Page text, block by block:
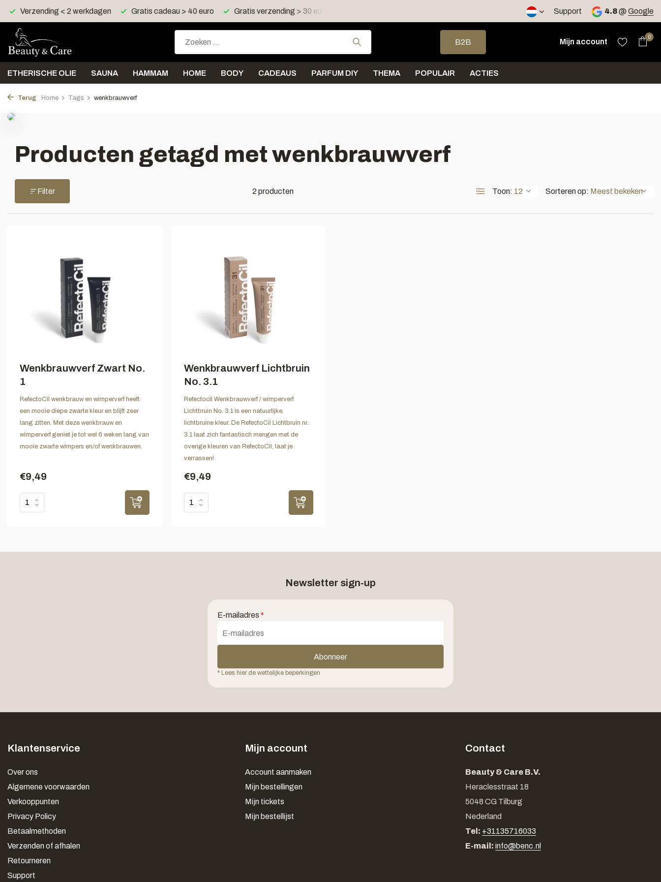
Verzending < 2 werkdagen Gratis cadeau > 40 euro Gratis verzending > 30 euro in NL en BE Support 4.8@ Google
Gebruik de pijltjes op en neer om een beschikbaar resultaat te selecteren. Druk
B2B
Mijn account
0
ETHERISCHE OLIE SAUNA HAMMAM HOME BODY CADEAUS PARFUM DIY THEMA POPULAIR ACTIES
Terug Home Tags wenkbrauwverf
Producten getagd met wenkbrauwverf
Filter 2 producten Toon: Sorteren op:
Wenkbrauwverf Zwart No.
1
RefectoCil wenkbrauw en wimperverf heeft
een mooie diepe zwarte kleur en blijft zeer
lang zitten. Met deze wenkbrauw en
wimperverf geniet je tot wel 6 weken lang van
mooie zwarte wimpers en/of wenkbrauwen.
€9,49
Wenkbrauwverf Lichtbruin
No. 3.1
Refectocil Wenkbrauwverf / wimperverf
Lichtbruin No. 3.1 is een natuurlijke,
lichtbruine kleur. De RefectoCil Lichtbruin nr.
3.1 laat zich fantastisch mengen met de
overige kleuren van RefectoCil, laat je
verrassen!
€9,49
Newsletter sign-up
E-mailadres *
Abonneer
* Lees hier de wettelijke beperkingen
Klantenservice
Over ons
Algemene voorwaarden
Verkooppunten
Privacy Policy
Betaalmethoden
Verzenden of afhalen
Retourneren
Support
Mijn account
Account aanmaken
Mijn bestellingen
Mijn tickets
Mijn bestellijst
Contact
Beauty & Care B.V.
Heraclesstraat 18
5048 CG Tilburg
Nederland
Tel: +31135716033
E-mail: info@benc.nl